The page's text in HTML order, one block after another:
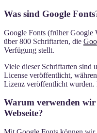
Was sind Google
Google Fonts (früher Google
über 800 Schriftarten, die
Verfügung stellt.
Viele dieser Schriftarten sind
License veröffentlicht,
Lizenz veröffentlicht wurden.
Warum verwenden
Webseite?